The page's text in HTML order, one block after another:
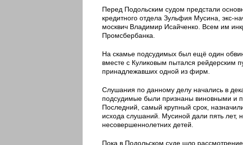
Перед Подольским судом предстали
кредитного отдела Зульфия Мусина, экс-
москвич Владимир Исайченко. Всем им
Промсбербанка.
На скамье подсудимых был ещё один
вместе с Куликовым пытался рейдерским
принадлежавших одной из фирм.
Слушания по данному делу начались в
подсудимые были признаны виновными и
Последний, самый крупный срок,
исхода слушаний. Мусиной дали пять лет,
несовершеннолетних детей.
Пока в Подольском суде шло